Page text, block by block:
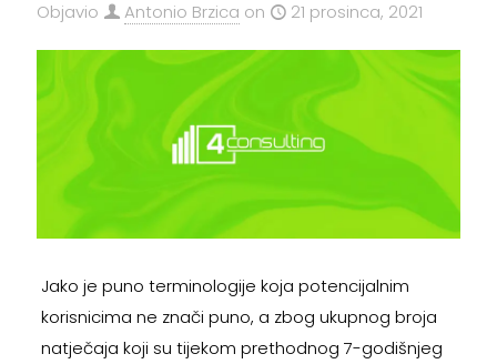
Objavio Antonio Brzica on 21 prosinca, 2021
Jako je puno terminologije koja potencijalnim
korisnicima ne znači puno, a zbog ukupnog broja
natječaja koji su tijekom prethodnog 7-godišnjeg